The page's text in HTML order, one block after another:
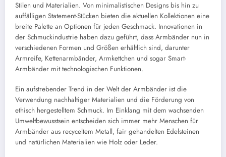
Stilen und Materialien. Von minimalistischen Designs bis hin zu
auffälligen Statement-Stücken bieten die aktuellen Kollektionen eine
breite Palette an Optionen für jeden Geschmack. Innovationen in
der Schmuckindustrie haben dazu geführt, dass Armbänder nun in
verschiedenen Formen und Größen erhältlich sind, darunter
Armreife, Kettenarmbänder, Armkettchen und sogar Smart-
Armbänder mit technologischen Funktionen.
Ein aufstrebender Trend in der Welt der Armbänder ist die
Verwendung nachhaltiger Materialien und die Förderung von
ethisch hergestelltem Schmuck. Im Einklang mit dem wachsenden
Umweltbewusstsein entscheiden sich immer mehr Menschen für
Armbänder aus recyceltem Metall, fair gehandelten Edelsteinen
und natürlichen Materialien wie Holz oder Leder.